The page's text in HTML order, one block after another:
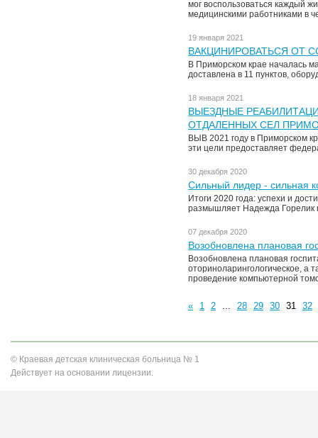
мог воспользоваться каждый
медицинскими работниками в
19 января 2021
ВАКЦИНИРОВАТЬСЯ ОТ
В Приморском крае началась
доставлена в 11 пунктов,
18 января 2021
ВЫЕЗДНЫЕ
ОТДАЛЕННЫХ СЕЛ
ВЫВ 2021 году в Приморском
эти цели предоставляет
30 декабря 2020
Сильный лидер - сильная
Итоги 2020 года: успехи и
размышляет Надежда Горелик
07 декабря 2020
Возобновлена плановая
Возобновлена плановая
оториноларингологическое, а
проведение компьютерной
« 1 2 ... 28 29 30 31 32
© Краевая детская клиническая больница № 1
Действует на основании лицензии.